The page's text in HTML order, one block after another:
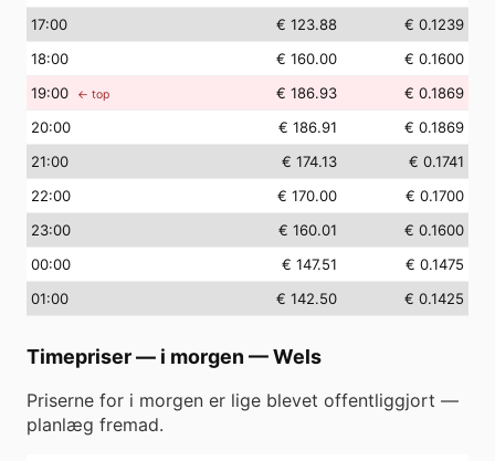
17:00 € 123.88
€ 0.1239
18:00 € 160.00
€ 0.1600
19:00 ← top € 186.93
€ 0.1869
20:00 € 186.91
€ 0.1869
21:00 € 174.13
€ 0.1741
22:00 € 170.00
€ 0.1700
23:00 € 160.01
€ 0.1600
00:00 € 147.51
€ 0.1475
01:00 € 142.50 € 0.1425
Timepriser — i morgen —Wels
Priserne for i morgen er lige blevet offentliggjort —
planlæg fremad.